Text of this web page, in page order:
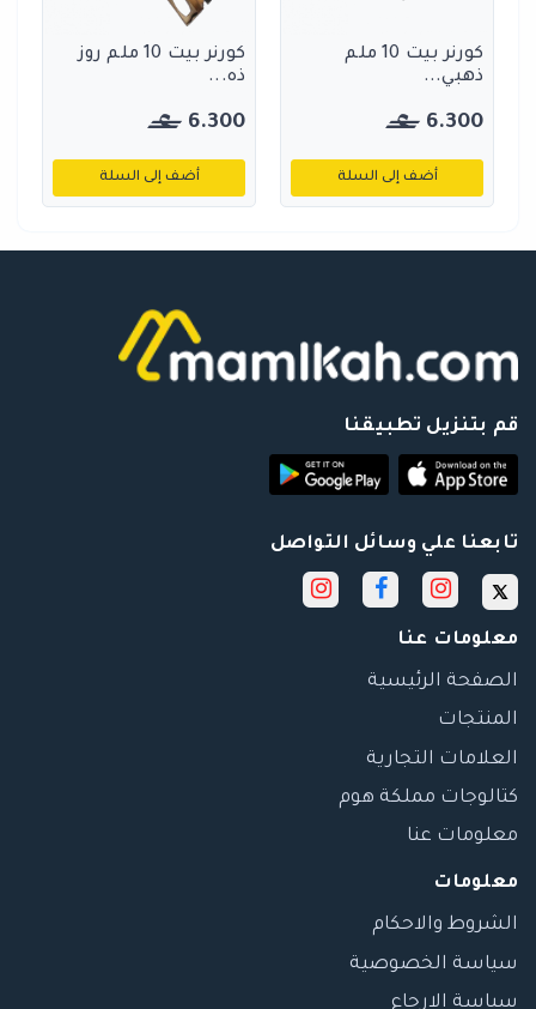
كورنر بيت 10 ملم
ذهبي...
6.300
أضف إلى السلة
كورنر بيت 10 ملم روز
ذه...
6.300
أضف إلى السلة
قم بتنزيل تطبيقنا
تابعنا علي وسائل التواصل
معلومات عنا
الصفحة الرئيسية
المنتجات
العلامات التجارية
كتالوجات مملكة هوم
معلومات عنا
معلومات
الشروط والاحكام
سياسة الخصوصية
سياسة الارجاع